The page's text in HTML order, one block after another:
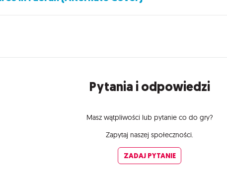
Pytania i odpowiedzi
Masz wątpliwości lub pytanie co do gry?
Zapytaj naszej społeczności.
ZADAJ PYTANIE